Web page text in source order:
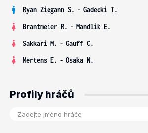
Ryan Ziegann S. - Gadecki T.
Brantmeier R. - Mandlik E.
Sakkari M. - Gauff C.
Mertens E. - Osaka N.
Profily hráčů